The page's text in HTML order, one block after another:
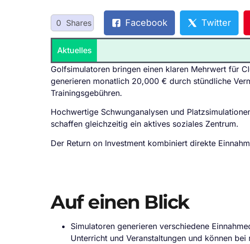
0 Shares Facebook Twitter
Aktuelles
Golfsimulatoren bringen einen klaren Mehrwert für
generieren monatlich 20,000 € durch stündliche
Trainingsgebühren.
Hochwertige Schwunganalysen und
schaffen gleichzeitig ein aktives soziales Zentrum.
Der Return on Investment kombiniert direkte
Auf einen Blick
Simulatoren generieren verschiedene
Unterricht und Veranstaltungen und können